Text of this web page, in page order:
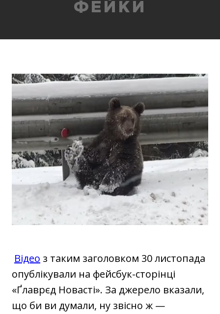
ФЕЙКИ
Відео з таким заголовком 30 листопада
опублікували на фейсбук-сторінці
«Ґлаврєд Новасті». За джерело вказали,
що би ви думали, ну звісно ж —